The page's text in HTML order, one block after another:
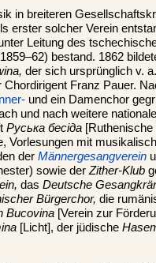
in breiteren
erster solcher Verein
Leitung des
bestand. 1862
der sich ursprünglich v.
Franz Pauer.
und ein Damenchor
und nach weitere
Руська бесіда
Vorlesungen mit
der Männergesangverein
sowie der Zither-Klub
das Deutsche
Bürgerchor, die
Bucovina [Verein zur
[Licht], der jüdische